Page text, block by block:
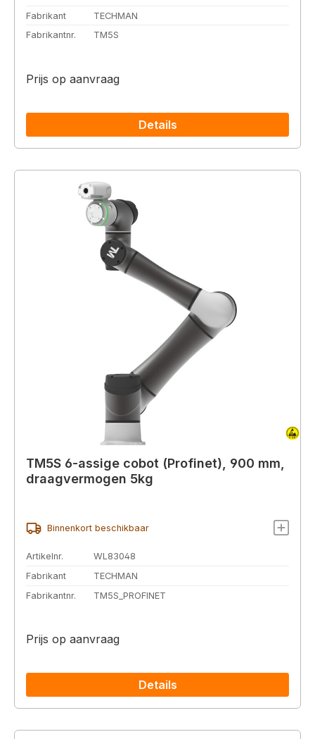
Fabrikant
TECHMAN
Fabrikantnr.
TM5S
Prijs op aanvraag
Details
TM5S 6-assige cobot (Profinet), 900 mm,
draagvermogen 5kg
Binnenkort beschikbaar
Artikelnr.
WL83048
Fabrikant
TECHMAN
Fabrikantnr.
TM5S_PROFINET
Prijs op aanvraag
Details